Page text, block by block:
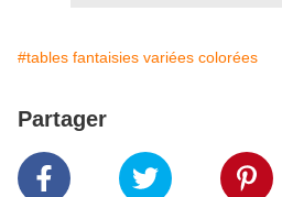
#tables fantaisies variées colorées
Partager